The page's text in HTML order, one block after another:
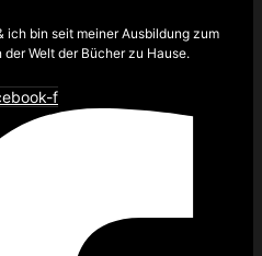
ich bin seit meiner Ausbildung zum
Welt der Bücher zu Hause.
f